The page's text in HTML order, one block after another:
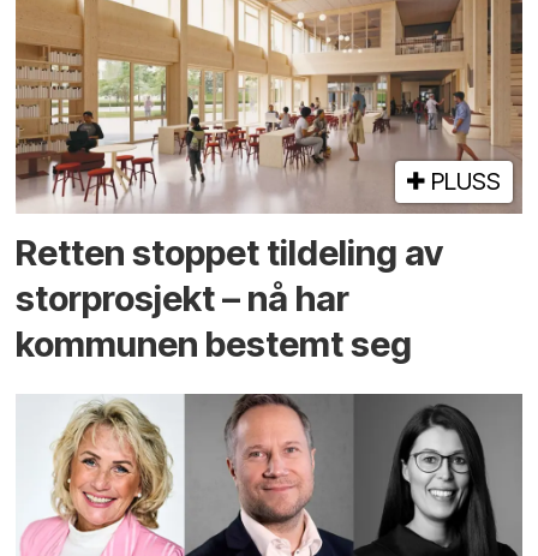
PLUSS
Retten stoppet tildeling av
storprosjekt – nå har
kommunen bestemt seg